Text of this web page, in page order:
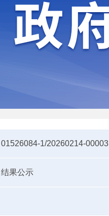
01526084-1/20260214-00003
结果公示